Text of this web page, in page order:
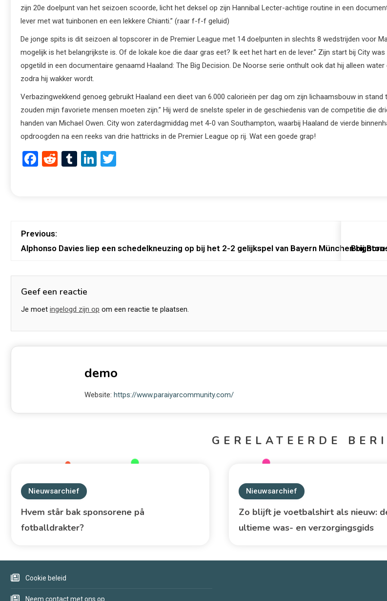
zijn 20e doelpunt van het seizoen scoorde, licht het deksel op zijn Hannibal Lecter-achtige routine in een
lever met wat tuinbonen en een lekkere Chianti.” (raar f-f-f geluid)
De jonge spits is dit seizoen al topscorer in de Premier League met 14 doelpunten in slechts 8 wedstrijden voor
mogelijk is het belangrijkste is. Of de lokale koe die daar gras eet? Ik eet het hart en de lever.” Zijn start bij City
opgetild in een documentaire genaamd Haaland: The Big Decision. De Noorse serie onthult ook dat hij alleen
zodra hij wakker wordt.
Verbazingwekkend genoeg gebruikt Haaland een dieet van 6.000 calorieën per dag om zijn lichaamsbouw in
zouden mijn favoriete mensen moeten zijn.” Hij werd de snelste speler in de geschiedenis van de competitie die
handen van Michael Owen. City won zaterdagmiddag met 4-0 van Southampton, waarbij Haaland de vierde
opdroogden na een reeks van drie hattricks in de Premier League op rij. Wat een goede grap!
Facebook
RedditTumblrLinkedIn
Previous:
Alphonso Davies liep een schedelkneuzing op bij het 2-2 gelijkspel van Bayern München bij
Geef een reactie
Je moet ingelogd zijn op om een reactie te plaatsen.
demo
Website: https://www.paraiyarcommunity.com/
GERELATEERDE
Nieuwsarchief
Hvem står bak sponsorene på
fotballdrakter?
Nieuwsarchief
Zo blijft je voetbalshirt als nieuw:
ultieme was- en verzorgingsgids
Cookie beleid
Neem contact met ons op